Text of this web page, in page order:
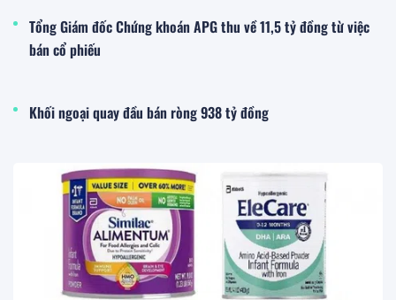
Tổng Giám đốc Chứng khoán APG thu về 11,5 tỷ đồng từ việc
bán cổ phiếu
Khối ngoại quay đầu bán ròng 938 tỷ đồng